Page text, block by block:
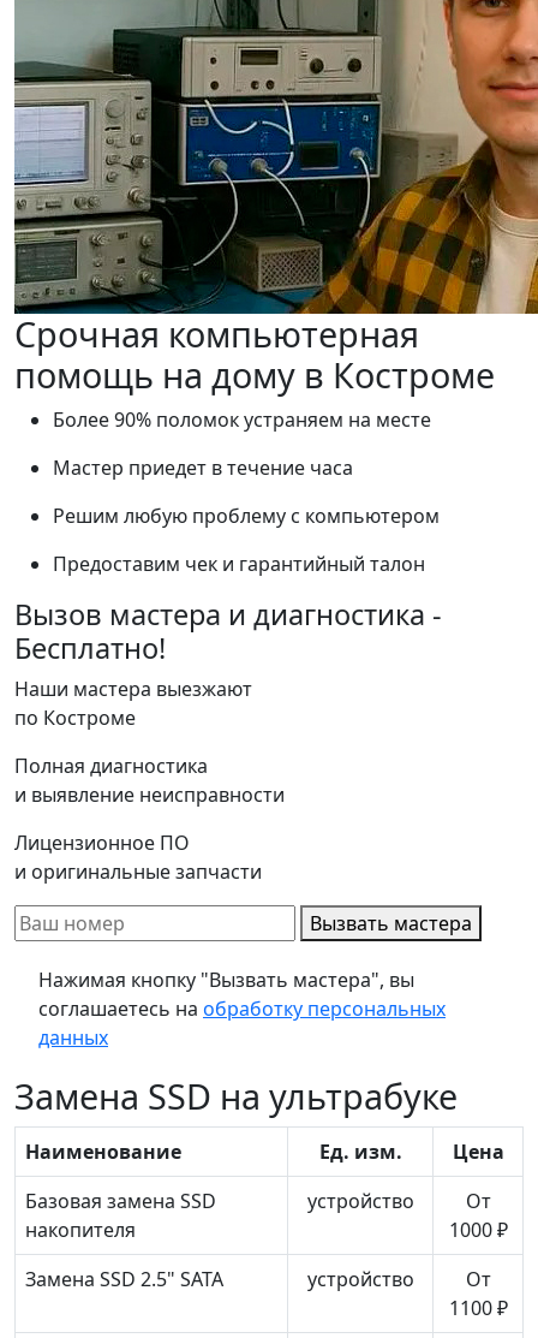
Срочная компьютерная
помощь на дому в Костроме
Более 90% поломок устраняем на месте
Мастер приедет в течение часа
Решим любую проблему с компьютером
Предоставим чек и гарантийный талон
Вызов мастера и диагностика -
Бесплатно!
Наши мастера выезжают
по Костроме
Полная диагностика
и выявление неисправности
Лицензионное ПО
и оригинальные запчасти
Вызвать мастера
Нажимая кнопку "Вызвать мастера", вы
соглашаетесь на обработку персональных
данных
Замена SSD на ультрабуке
Наименование Ед. изм.
Цена
Базовая замена SSD
накопителя
устройство
От
1000 ₽
Замена SSD 2.5" SATA
устройство
От
1100 ₽